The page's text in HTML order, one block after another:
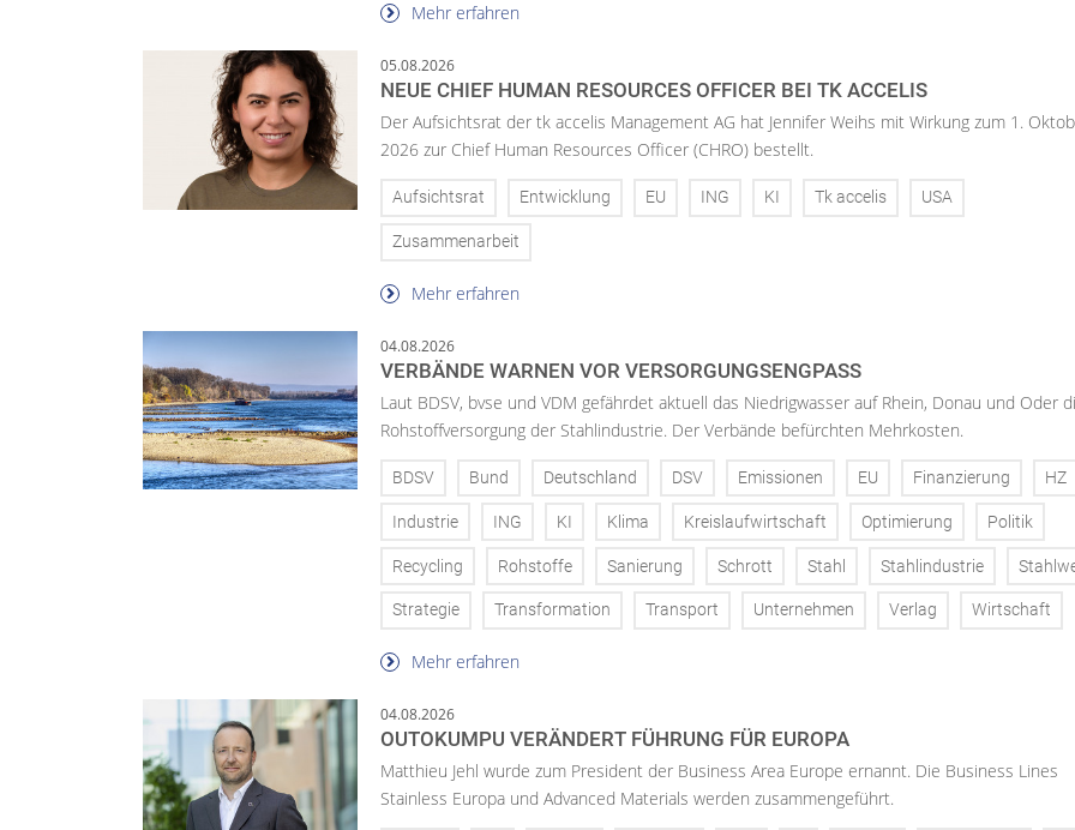
Mehr erfahren
05.08.2026
NEUE CHIEF HUMAN RESOURCES OFFICER BEI TK ACCELIS
Der Aufsichtsrat der tk accelis Management AG hat Jennifer Weihs mit Wirkung zum 1.
2026 zur Chief Human Resources Officer (CHRO) bestellt.
Aufsichtsrat Entwicklung EU ING KI Tk accelis USA
Zusammenarbeit
Mehr erfahren
04.08.2026
VERBÄNDE WARNEN VOR VERSORGUNGSENGPASS
Laut BDSV, bvse und VDM gefährdet aktuell das Niedrigwasser auf Rhein, Donau und Oder
Rohstoffversorgung der Stahlindustrie. Der Verbände befürchten Mehrkosten.
BDSV Bund Deutschland DSV Emissionen EU Finanzierung HZ
Industrie ING KI Klima Kreislaufwirtschaft Optimierung Politik
Recycling Rohstoffe Sanierung Schrott Stahl Stahlindustrie
Strategie Transformation Transport Unternehmen Verlag Wirtschaft
Mehr erfahren
04.08.2026
OUTOKUMPU VERÄNDERT FÜHRUNG FÜR EUROPA
Matthieu Jehl wurde zum President der Business Area Europe ernannt. Die Business Lines
Stainless Europa und Advanced Materials werden zusammengeführt.